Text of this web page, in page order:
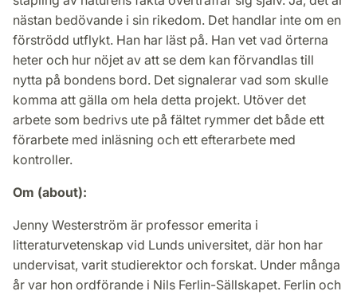
nästan bedövande i sin rikedom. Det handlar inte om en
förströdd utflykt. Han har läst på. Han vet vad örterna
heter och hur nöjet av att se dem kan förvandlas till
nytta på bondens bord. Det signalerar vad som skulle
komma att gälla om hela detta projekt. Utöver det
arbete som bedrivs ute på fältet rymmer det både ett
förarbete med inläsning och ett efterarbete med
kontroller.
Om (about):
Jenny Westerström är professor emerita i
litteraturvetenskap vid Lunds universitet, där hon har
undervisat, varit studierektor och forskat. Under många
år var hon ordförande i Nils Ferlin-Sällskapet. Ferlin och